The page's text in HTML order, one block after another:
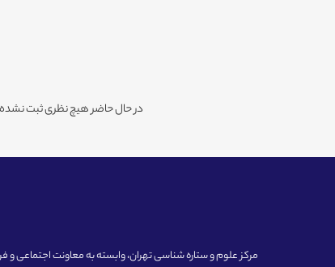
در حال حاضر هیچ نظری ثبت
مرکز علوم و ستاره شناسی تهران، وابسته به معاونت اجتماعی و